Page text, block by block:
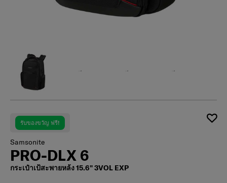
รับของขวัญ ฟรี!
Samsonite
PRO-DLX 6
กระเป๋าเป้สะพายหล้ง 15.6" 3VOL EXP